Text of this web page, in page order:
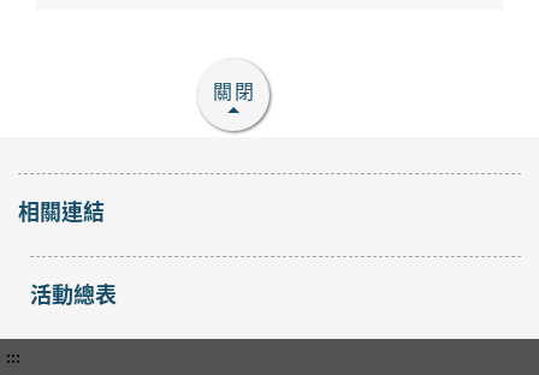
關閉
相關連結
活動總表
:::